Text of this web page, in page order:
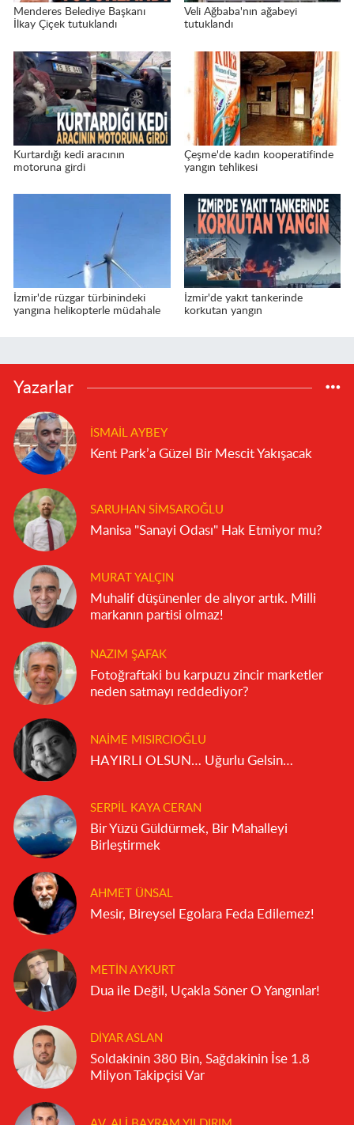
Menderes Belediye Başkanı
İlkay Çiçek tutuklandı
Veli Ağbaba'nın ağabeyi
tutuklandı
Kurtardığı kedi aracının
motoruna girdi
Çeşme'de kadın kooperatifinde
yangın tehlikesi
İzmir'de rüzgar türbinindeki
yangına helikopterle müdahale
İzmir'de yakıt tankerinde
korkutan yangın
Yazarlar
İSMAIL AYBEY
Kent Park’a Güzel Bir Mescit Yakışacak
SARUHAN SIMSAROĞLU
Manisa "Sanayi Odası" Hak Etmiyor mu?
MURAT YALÇIN
Muhalif düşünenler de alıyor artık. Milli
markanın partisi olmaz!
NAZIM ŞAFAK
Fotoğraftaki bu karpuzu zincir marketler
neden satmayı reddediyor?
NAIME MISIRCIOĞLU
HAYIRLI OLSUN… Uğurlu Gelsin…
SERPIL KAYA CERAN
Bir Yüzü Güldürmek, Bir Mahalleyi
Birleştirmek
AHMET ÜNSAL
Mesir, Bireysel Egolara Feda Edilemez!
METIN AYKURT
Dua ile Değil, Uçakla Söner O Yangınlar!
DIYAR ASLAN
Soldakinin 380 Bin, Sağdakinin İse 1.8
Milyon Takipçisi Var